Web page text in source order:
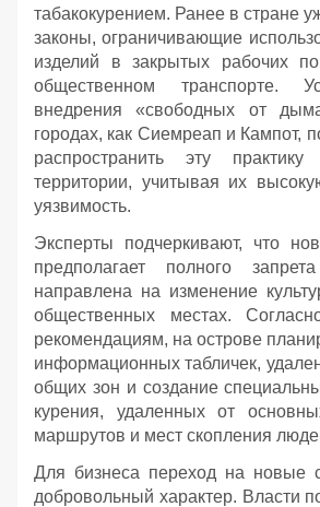
табакокурением. Ранее в стране
законы, ограничивающие
изделий в закрытых рабочих
общественном транспорте.
внедрения «свободных от
городах, как Сиемреап и Кампот,
распространить эту
территории, учитывая их
уязвимость.
Эксперты подчеркивают, что
предполагает полного
направлена на изменение
общественных местах.
рекомендациям, на острове
информационных табличек,
общих зон и создание
курения, удаленных от
маршрутов и мест скопления
Для бизнеса переход на новые
добровольный характер. Власти